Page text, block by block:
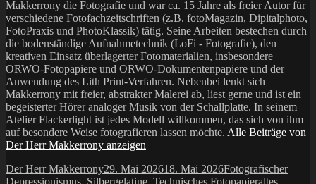
Makkerrony die Fotografie und war ca. 15 Jahre als freier Autor für
verschiedene Fotofachzeitschriften (z.B. fotoMagazin, Dipitalphoto,
FotoPraxis und PhotoKlassik) tätig. Seine Arbeiten bestechen durch
die bodenständige Aufnahmetechnik (LoFi - Fotografie), den
kreativen Einsatz überlagerter Fotomaterialien, insbesondere
ORWO-Fotopapiere und ORWO-Dokumentenpapiere und der
Anwendung des Lith Print-Verfahren. Nebenbei lenkt sich
Makkerrony mit freier, abstrakter Malerei ab, liest gerne und ist ein
begeisterter Hörer analoger Musik von der Schallplatte. In seinem
Atelier Flackerlight ist jedes Modell willkommen, das sich von ihm
auf besondere Weise fotografieren lassen möchte. Alle Beiträge von
Der Herr Makkerrony anzeigen
Autor
Der Herr MakkerronyVeröffentlicht
am
29. Mai 202618. Mai 2026Kategorien
Fotografischer
Depressionismus, Silbergelatine, Technisches FotopapierSchlagwörter
altes